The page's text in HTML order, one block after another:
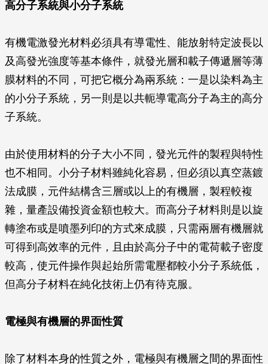
高分子系統與小分子系統
有機電激發光材料必須具有導電性、能放射特定波長以
及高發光強度等基本條件，就發光層和載子傳遞層等薄
膜材料的不同，可把它概分為兩系統：一是以染料為主
的小分子系統，另一則是以共軛導電高分子為主的高分
子系統。
由於使用材料的分子大小不同，發光元件的製程與特性
也不相同。小分子材料雖純化容易，但必須以真空蒸鍍
法成膜，元件結構含三層或以上的有機層，製程較複
雜，量產設備投資金額也較大。而高分子材料則是以旋
轉塗布或是噴墨列印的方式來成膜，只需兩層有機層就
可得到高效率的元件，且由於高分子中的電荷載子密度
較高，使元件操作與起始所需電壓都較小分子系統低，
但高分子材料在純化技術上仍有待克服。
電極與有機層的界面性質
除了材料本身的性質之外，電極與有機層之間的界面性